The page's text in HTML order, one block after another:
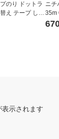
のり ドットラ
え テープ しっ
プ 3個 タ-D400
ニチ
35m
巻入
示されます